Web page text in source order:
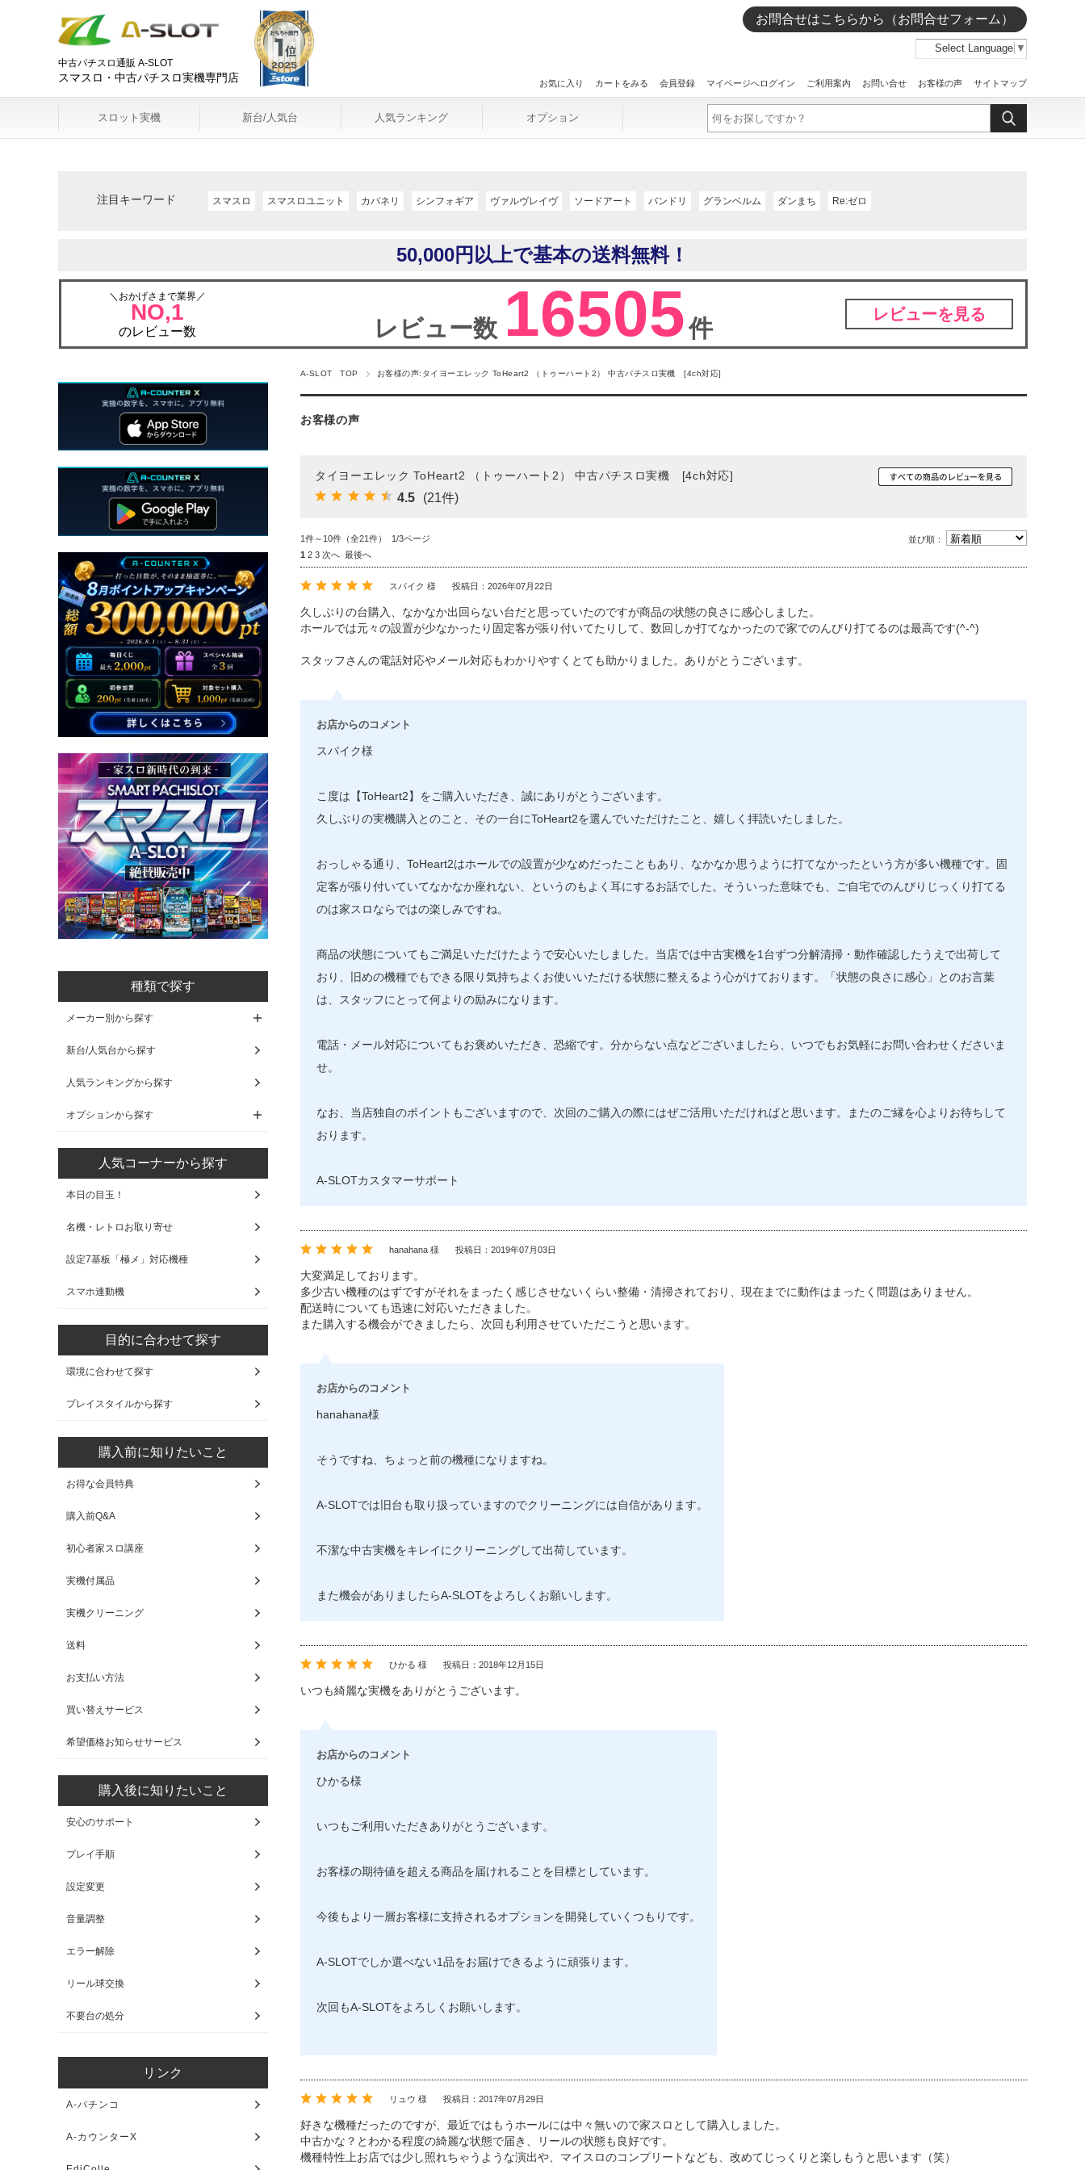
中古パチスロ通販 A-SLOT
スマスロ・中古パチスロ実機専門店
お問合せはこちらから（お問合せフォーム）
Select Language ▼
お気に入り カートをみる 会員登録 マイページへログイン ご利用案内 お問い合せ お客様の声 サイトマップ
スロット実機 新台/人気台 人気ランキング オプション
注目キーワード スマスロ スマスロユニット カバネリ シンフォギア ヴァルヴレイヴ ソードアート バンドリ グランベルム ダンまち Re:ゼロ
50,000円以上で基本の送料無料！
＼おかげさまで業界／
NO,1
のレビュー数 レビュー数 16505件
レビューを見る
A-SLOT TOP お客様の声:タイヨーエレック ToHeart2 （トゥーハート2） 中古パチスロ実機 [4ch対応]
お客様の声
タイヨーエレック ToHeart2 （トゥーハート2） 中古パチスロ実機 [4ch対応]
4.5 (21件)
1件～10件（全21件） 1/3ページ
1 2 3 次へ 最後へ
並び順：
スパイク 様 投稿日：2026年07月22日
久しぶりの台購入、なかなか出回らない台だと思っていたのですが商品の状態の良さに感心しました。
ホールでは元々の設置が少なかったり固定客が張り付いてたりして、数回しか打てなかったので家でのんびり打てるのは最高です(^-^)
スタッフさんの電話対応やメール対応もわかりやすくとても助かりました。ありがとうございます。
お店からのコメント
スパイク様
こ度は【ToHeart2】をご購入いただき、誠にありがとうございます。
久しぶりの実機購入とのこと、その一台にToHeart2を選んでいただけたこと、嬉しく拝読いたしました。
おっしゃる通り、ToHeart2はホールでの設置が少なめだったこともあり、なかなか思うように打てなかったという方が多い機種です。固
定客が張り付いていてなかなか座れない、というのもよく耳にするお話でした。そういった意味でも、ご自宅でのんびりじっくり打てる
のは家スロならではの楽しみですね。
商品の状態についてもご満足いただけたようで安心いたしました。当店では中古実機を1台ずつ分解清掃・動作確認したうえで出荷して
おり、旧めの機種でもできる限り気持ちよくお使いいただける状態に整えるよう心がけております。「状態の良さに感心」とのお言葉
は、スタッフにとって何よりの励みになります。
電話・メール対応についてもお褒めいただき、恐縮です。分からない点などございましたら、いつでもお気軽にお問い合わせくださいま
せ。
なお、当店独自のポイントもございますので、次回のご購入の際にはぜご活用いただければと思います。またのご縁を心よりお待ちして
おります。
A-SLOTカスタマーサポート
hanahana 様 投稿日：2019年07月03日
大変満足しております。
多少古い機種のはずですがそれをまったく感じさせないくらい整備・清掃されており、現在までに動作はまったく問題はありません。
配送時についても迅速に対応いただきました。
また購入する機会ができましたら、次回も利用させていただこうと思います。
お店からのコメント
hanahana様
そうですね、ちょっと前の機種になりますね。
A-SLOTでは旧台も取り扱っていますのでクリーニングには自信があります。
不潔な中古実機をキレイにクリーニングして出荷しています。
また機会がありましたらA-SLOTをよろしくお願いします。
ひかる 様 投稿日：2018年12月15日
いつも綺麗な実機をありがとうございます。
お店からのコメント
ひかる様
いつもご利用いただきありがとうございます。
お客様の期待値を超える商品を届けれることを目標としています。
今後もより一層お客様に支持されるオプションを開発していくつもりです。
A-SLOTでしか選べない1品をお届けできるように頑張ります。
次回もA-SLOTをよろしくお願いします。
リュウ 様 投稿日：2017年07月29日
好きな機種だったのですが、最近ではもうホールには中々無いので家スロとして購入しました。
中古かな？とわかる程度の綺麗な状態で届き、リールの状態も良好です。
機種特性上お店では少し照れちゃうような演出や、マイスロのコンプリートなども、改めてじっくりと楽しもうと思います（笑）
種類で探す
メーカー別から探す
新台/人気台から探す
人気ランキングから探す
オプションから探す
人気コーナーから探す
本日の目玉！
名機・レトロお取り寄せ
設定7基板「極メ」対応機種
スマホ連動機
目的に合わせて探す
環境に合わせて探す
プレイスタイルから探す
購入前に知りたいこと
お得な会員特典
購入前Q&A
初心者家スロ講座
実機付属品
実機クリーニング
送料
お支払い方法
買い替えサービス
希望価格お知らせサービス
購入後に知りたいこと
安心のサポート
プレイ手順
設定変更
音量調整
エラー解除
リール球交換
不要台の処分
リンク
A-パチンコ
A-カウンターX